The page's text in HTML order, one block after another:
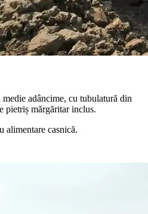
adâncime, cu tubulatură din
pietriș mărgăritar inclus.
alimentare casnică.